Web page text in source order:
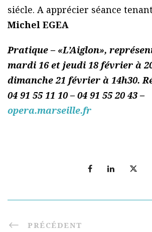
siécle. A apprécier séance
Michel EGEA
Pratique – «L’Aiglon»,
mardi 16 et jeudi 18 février à
dimanche 21 février à 14h30.
04 91 55 11 10 – 04 91 55 20 43 –
opera.marseille.fr
PRÉCÉDENT